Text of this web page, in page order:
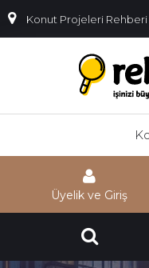
Konut Projeleri
Üyelik ve Giriş